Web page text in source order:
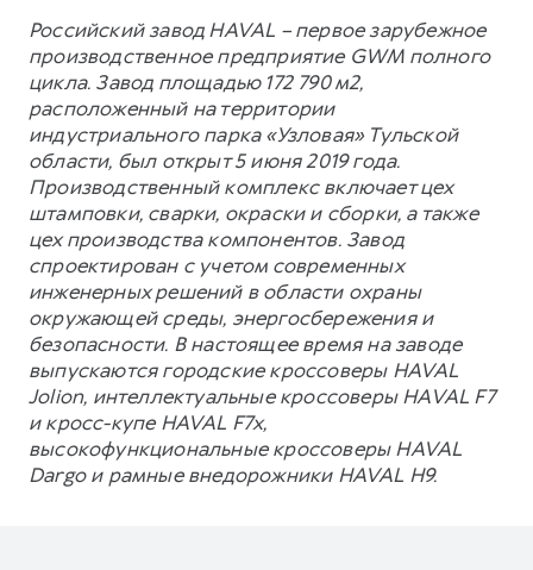
Российский завод HAVAL – первое зарубежное
производственное предприятие GWM полного
цикла. Завод площадью 172 790 м2,
расположенный на территории
индустриального парка «Узловая» Тульской
области, был открыт 5 июня 2019 года.
Производственный комплекс включает цех
штамповки, сварки, окраски и сборки, а также
цех производства компонентов. Завод
спроектирован с учетом современных
инженерных решений в области охраны
окружающей среды, энергосбережения и
безопасности. В настоящее время на заводе
выпускаются городские кроссоверы HAVAL
Jolion, интеллектуальные кроссоверы HAVAL F7
и кросс-купе HAVAL F7x,
высокофункциональные кроссоверы HAVAL
Dargo и рамные внедорожники HAVAL H9.